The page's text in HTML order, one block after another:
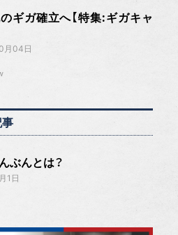
ギガ確立へ【特集:ギガキャ
月04日
ぶんとは？
1日